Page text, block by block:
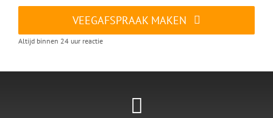
VEEGAFSPRAAK MAKEN
Altijd binnen 24 uur reactie